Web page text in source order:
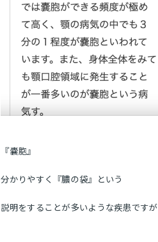
『嚢胞』
分かりやすく『膿の袋』という
説明をすることが多いような疾患ですが